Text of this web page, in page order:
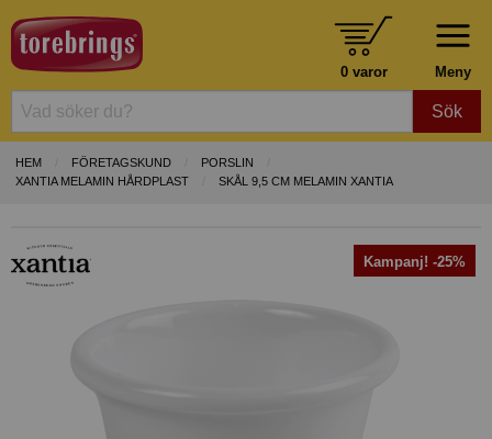
Meny
0 varor
Sök
HEM FÖRETAGSKUND
PORSLIN
XANTIA MELAMIN HÅRDPLAST
SKÅL 9,5 CM MELAMIN XANTIA
Kampanj! -25%